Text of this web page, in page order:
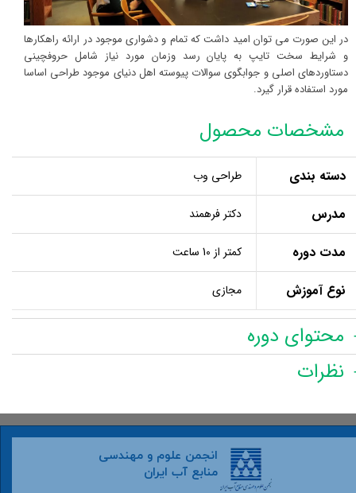
در این صورت می توان امید داشت که تمام و دشواری موجود در ارائه راهکارها
و شرایط سخت تایپ به پایان رسد وزمان مورد نیاز شامل حروفچینی
دستاوردهای اصلی و جوابگوی سوالات پیوسته اهل دنیای موجود طراحی اساسا
مورد استفاده قرار گیرد.
مشخصات محصول
دسته بندی طراحی وب
مدرس دکتر فرهمند
مدت دوره کمتر از 10 ساعت
نوع آموزش مجازی
محتوای دوره
نظرات
انجمن علوم و مهندسی
منابع آب ایران